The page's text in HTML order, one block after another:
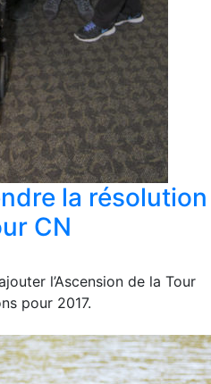
la résolution
CN
l’Ascension de la Tour
pour 2017.